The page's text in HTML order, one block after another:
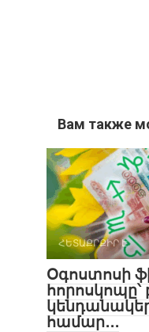
Вам также
ՀԵՏԱՔՐՔԻՐ Է
Օգոստոսի
հորոսկոպը՝
համար․․․